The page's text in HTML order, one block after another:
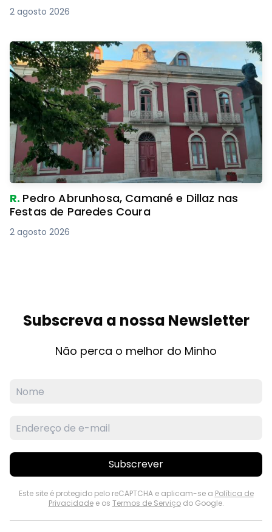
2 agosto 2026
R. Pedro Abrunhosa, Camané e Dillaz nas
Festas de Paredes Coura
2 agosto 2026
Subscreva a nossa Newsletter
Não perca o melhor do Minho
Subscrever
Este site é protegido pelo reCAPTCHA e aplicam-se a Política de
Privacidadee os Termos de Serviçodo Google.